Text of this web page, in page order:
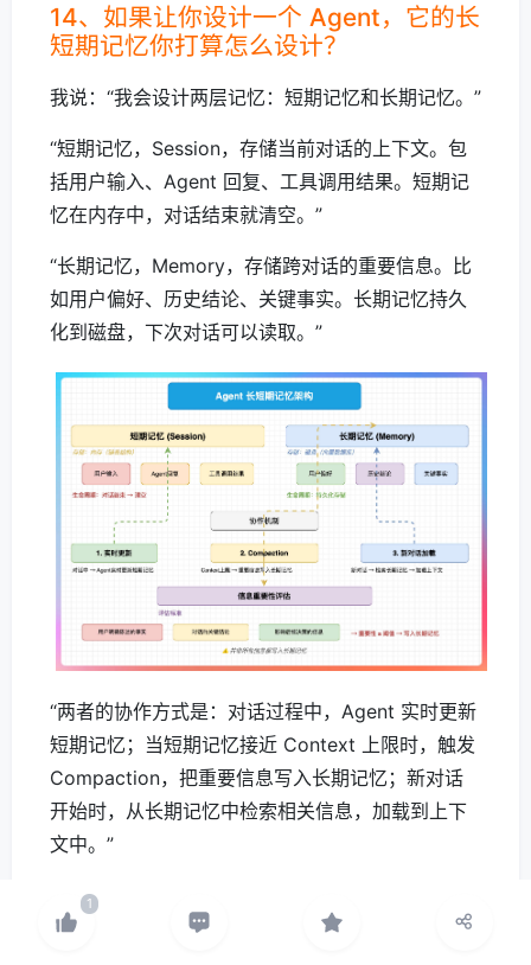
14、如果让你设计一个 Agent，它的长
短期记忆你打算怎么设计？
我说：“我会设计两层记忆：短期记忆和长期记忆。”
“短期记忆，Session，存储当前对话的上下文。包
括用户输入、Agent 回复、工具调用结果。短期记
忆在内存中，对话结束就清空。”
“长期记忆，Memory，存储跨对话的重要信息。比
如用户偏好、历史结论、关键事实。长期记忆持久
化到磁盘，下次对话可以读取。”
“两者的协作方式是：对话过程中，Agent 实时更新
短期记忆；当短期记忆接近 Context 上限时，触发
Compaction，把重要信息写入长期记忆；新对话
开始时，从长期记忆中检索相关信息，加载到上下
文中。”
“具体实现上，短期记忆存在内存里，用链表结构，
方便快速插入和删除。长期记忆存在磁盘上，用向